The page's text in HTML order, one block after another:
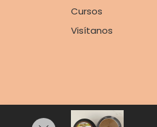
Cursos
Visítanos